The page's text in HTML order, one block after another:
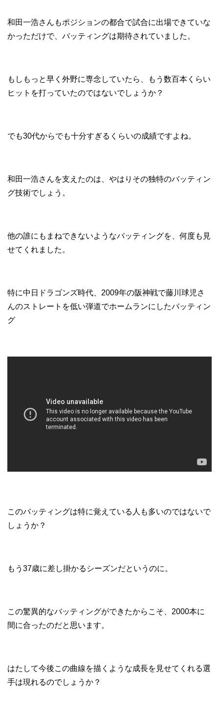
和田一浩さんもポジションの都合で試合に出場できていな
かっただけで、バッティングは期待されていました。
もしもっと早く外野に専念していたら、もう数百本くらい
ヒットを打っていたのではないでしょうか？
でも30代からでも十分すぎるくらいの成績ですよね。
和田一浩さんを支えたのは、やはりその独特のバッティン
グ技術でしょう。
他の誰にもまねできないようなバッティングを、何度も見
せてくれました。
特に中日ドラゴンズ時代、2009年の阪神戦で藤川球児さ
んのストレートを低い弾道でホームランにしたバッティン
グ
このバッティングは特に覚えている人も多いのではないで
しょうか？
もう37歳に差し掛かるシーズンだというのに。
この驚異的なバッティングができたからこそ、2000本に
間に合ったのだと思います。
はたして今後この曲線を描くような成長を見せてくれる選
手は現れるのでしょうか？